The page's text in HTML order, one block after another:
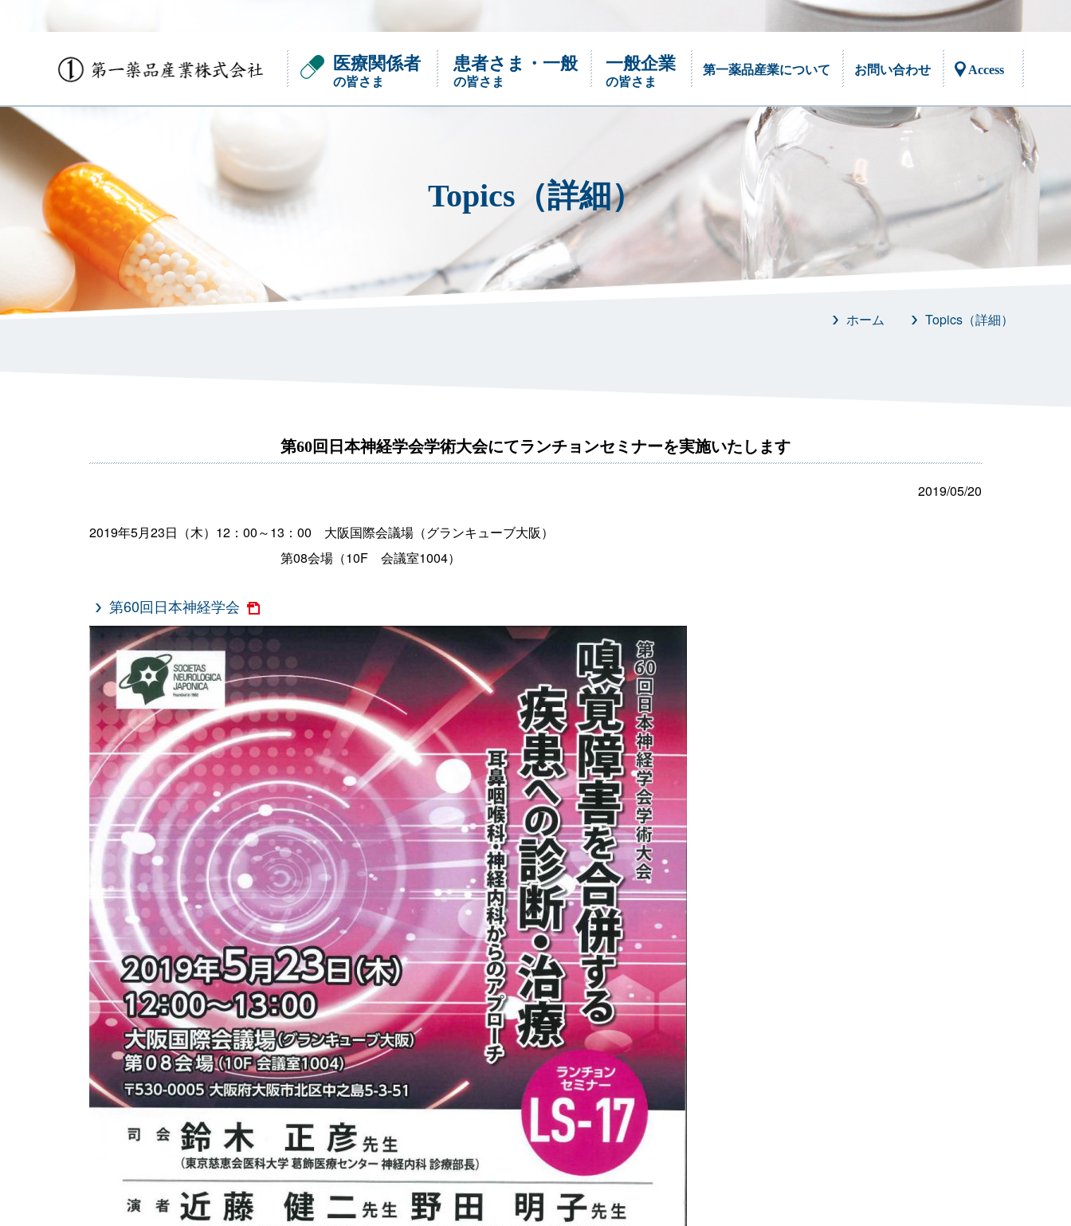
医療関係者
の皆さま
患者さま・一般
の皆さま
かぐや姫の嗅覚シリーズ
ご自身で簡易的に嗅覚機能のセルフチェッ
クやトレーニングをすることができるキッ
トです。
においのお話
においってなに？嗅覚のこと、嗅覚障害っ
て？ さまざまなにおいのことを小冊子に
みんなの嗅覚
においと嗅覚に関することを、もっと知り
一般企業
の皆さま
パネル選定用基準臭
官能検査員（パネル）の選定。臭気判定士
の国家試験に採用「選定基準臭濃度セッ
ト」。
パネル・トライアル
パネル・トライアルはパネル選定用基準
臭、対照液、ニオイ紙を少量セットにした
嗅覚トレーニングキット
においへの関心と感性のスキルアップ。80
におい提示装置
第一薬品産業について
会社概要
ご挨拶
取扱製品
社会貢献活動
採用情報
メディア掲載情報
お問い合わせ Access
Topics（詳細）
ホーム Topics（詳細）
第60回日本神経学会学術大会にてランチョンセミナーを実施いたします
2019/05/20
2019年5月23日（木）12：00～13：00 大阪国際会議場（グランキューブ大阪）
第08会場（10F 会議室1004）
第60回日本神経学会